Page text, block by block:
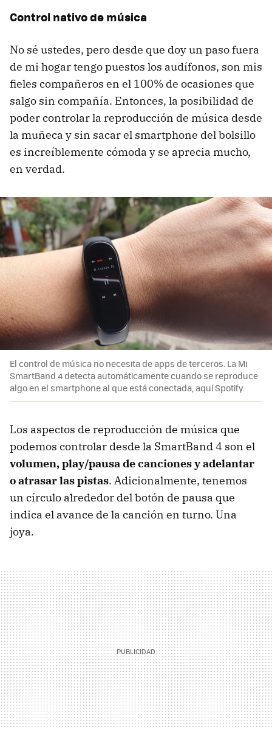
Control nativo de música
No sé ustedes, pero desde que doy un paso fuera
de mi hogar tengo puestos los audífonos, son mis
fieles compañeros en el 100% de ocasiones que
salgo sin compañía. Entonces, la posibilidad de
poder controlar la reproducción de música desde
la muñeca y sin sacar el smartphone del bolsillo
es increíblemente cómoda y se aprecia mucho,
en verdad.
El control de música no necesita de apps de terceros. La Mi
SmartBand 4 detecta automáticamente cuando se reproduce
algo en el smartphone al que está conectada, aquí Spotify.
Los aspectos de reproducción de música que
podemos controlar desde la SmartBand 4 son el
volumen, play/pausa de canciones y adelantar
o atrasar las pistas. Adicionalmente, tenemos
un círculo alrededor del botón de pausa que
indica el avance de la canción en turno. Una
joya.